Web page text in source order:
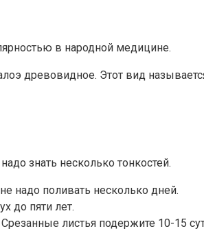
в народной медицине.
древовидное. Этот вид
знать несколько тонкостей.
надо поливать несколько дней.
до пяти лет.
листья подержите 10-15